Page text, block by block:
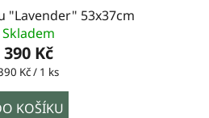
"Lavender" 53x37cm
Skladem
390 Kč
Kč / 1 ks
KOŠÍKU